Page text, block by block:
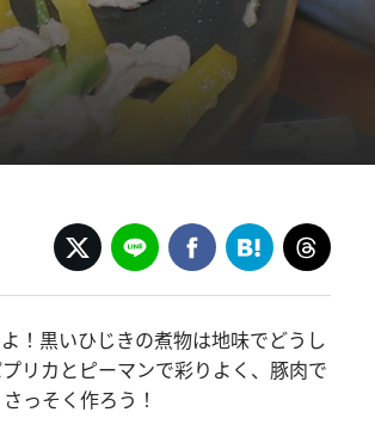
！黒いひじきの煮物は地味でどうし
リカとピーマンで彩りよく、豚肉で
っそく作ろう！